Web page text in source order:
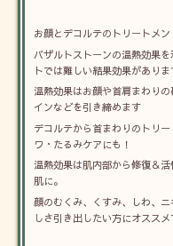
お顔とデコルテのトリートメン
バザルトストーンの温熱効果
トでは難しい結果効果がありま
温熱効果はお顔や首肩まわり
インなどを引き締めます
デコルテから首まわりのトリ
ワ・たるみケアにも！
温熱効果は肌内部から修復＆
肌に。
顔のむくみ、くすみ、しわ、
しさ引き出したい方にオススメ